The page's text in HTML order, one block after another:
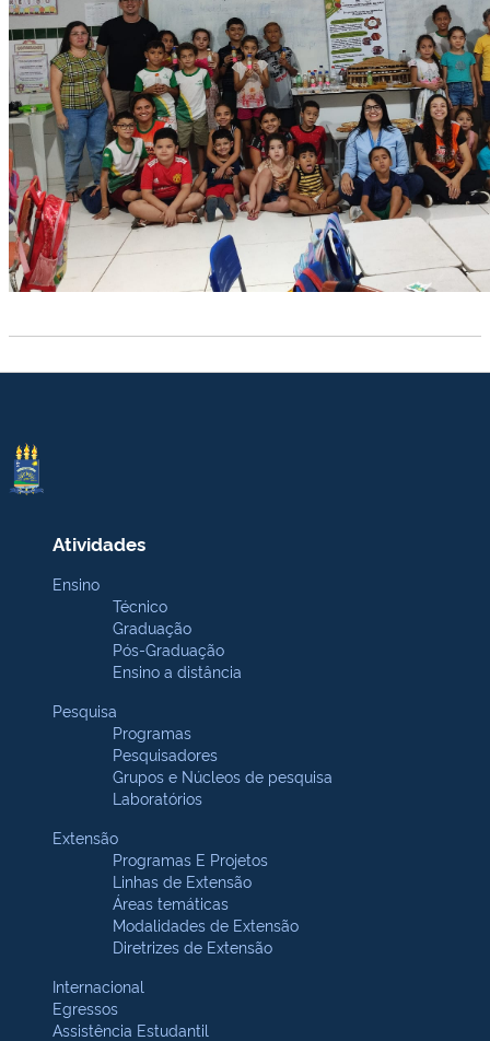
Atividades
Ensino
Técnico
Graduação
Pós-Graduação
Ensino a distância
Pesquisa
Programas
Pesquisadores
Grupos e Núcleos de pesquisa
Laboratórios
Extensão
Programas E Projetos
Linhas de Extensão
Áreas temáticas
Modalidades de Extensão
Diretrizes de Extensão
Internacional
Egressos
Assistência Estudantil